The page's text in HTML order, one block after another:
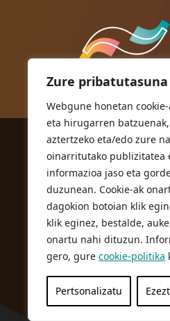
Zure
Webgune honetan
eta hirugarren
aztertzeko eta/edo zure
oinarritutako publizitatea
informazioa jaso eta
duzunean. Cookie-ak
dagokion botoian klik
klik eginez, bestalde,
onartu nahi dituzun.
gero, gure cookie-politika
Pertsonalizatu
ORIOKO UDALA
Herriko plaza,1
20810 Orio
T. 943 83 03 46
bulegoak@orio.eus